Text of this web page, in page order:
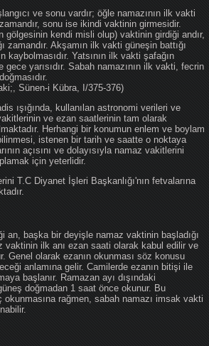
ve sonu vardır; öğle namazının ilk vakti
sonu ise ikindi vaktinin girmesidir.
gölgesinin kendi misli olup) vaktinin girdiği andır,
zamandır. Akşamın ilk vakti güneşin battığı
kaybolmasıdır. Yatsının ilk vakti şafağın
gece yarısıdır. Sabah namazının ilk vakti, fecrin
Sünen-i Kübra, I/375-376)
ışığında, kullanılan astronomi verileri ve
ve ezan saatlerinin tam olarak
Herhangi bir konumun enlem ve boylam
istenen bir tarih ve saatte o noktaya
açısını ve dolayısıyla namaz vakitlerini
için yeterlidir.
T.C Diyanet İşleri Başkanlığı'nın fetvalarına
an, başka bir deyişle namaz vaktinin başladığı
vaktinin ilk anı ezan saati olarak kabul edilir ve
Genel olarak ezanın okunması söz konusu
anlamına gelir. Camilerde ezanın bitişi ile
başlanır. Ramazan ayı dışındaki
doğmadan 1 saat önce okunur. Bu
okunmasına rağmen, sabah namazı imsak vakti